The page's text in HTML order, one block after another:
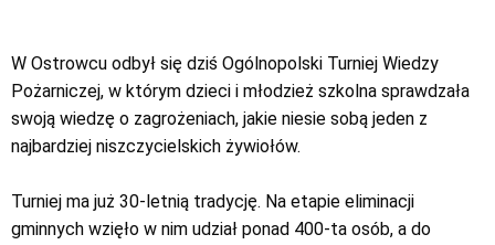
W Ostrowcu odbył się dziś Ogólnopolski Turniej Wiedzy
Pożarniczej, w którym dzieci i młodzież szkolna sprawdzała
swoją wiedzę o zagrożeniach, jakie niesie sobą jeden z
najbardziej niszczycielskich żywiołów.
Turniej ma już 30-letnią tradycję. Na etapie eliminacji
gminnych wzięło w nim udział ponad 400-ta osób, a do